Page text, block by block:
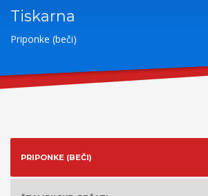
Tiskarna
Priponke (beči)
PRIPONKE (BEČI)